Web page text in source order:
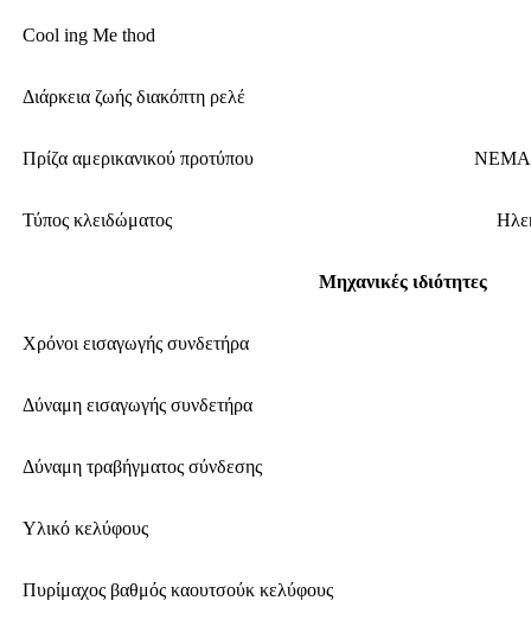
Cool ing Me thod
Διάρκεια ζωής διακόπτη ρελέ
Πρίζα αμερικανικού προτύπου NEMA
Τύπος κλειδώματος
Μηχανικές ιδιότητες
Χρόνοι εισαγωγής συνδετήρα
Δύναμη εισαγωγής συνδετήρα
Δύναμη τραβήγματος σύνδεσης
Υλικό κελύφους
Πυρίμαχος βαθμός καουτσούκ κελύφους